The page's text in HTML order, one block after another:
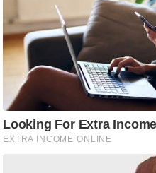
इ
ल
क्नॉ
लॉ
जी